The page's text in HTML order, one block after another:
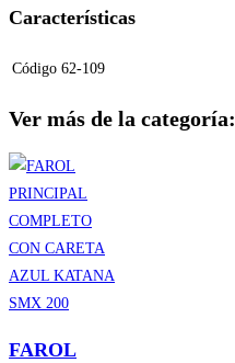
Características
Código 62-109
Ver más de la categoría:
FAROL